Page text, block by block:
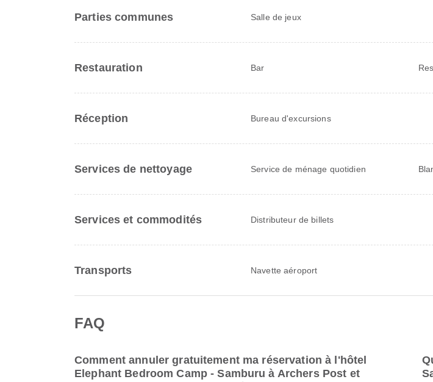
Parties communes Salle de jeux
Restauration Bar
Réception Bureau d'excursions
Services de nettoyage Service de ménage quotidien
Services et commodités Distributeur de billets
Transports Navette aéroport
FAQ
Comment annuler gratuitement ma réservation à l'hôtel
Elephant Bedroom Camp - Samburu à Archers Post et